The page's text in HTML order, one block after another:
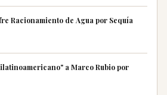
Racionamiento de Agua por Sequía
a Marco Rubio por